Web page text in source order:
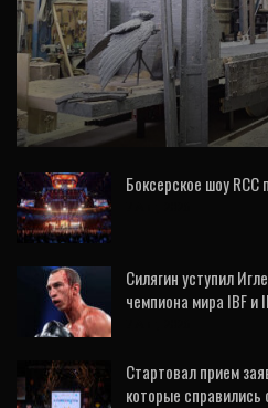
ВИДЕО
Памятник Алексею
готов
Боксерское шоу
Силягин уступил
чемпиона мира IBF и
Стартовал прием
которые справились